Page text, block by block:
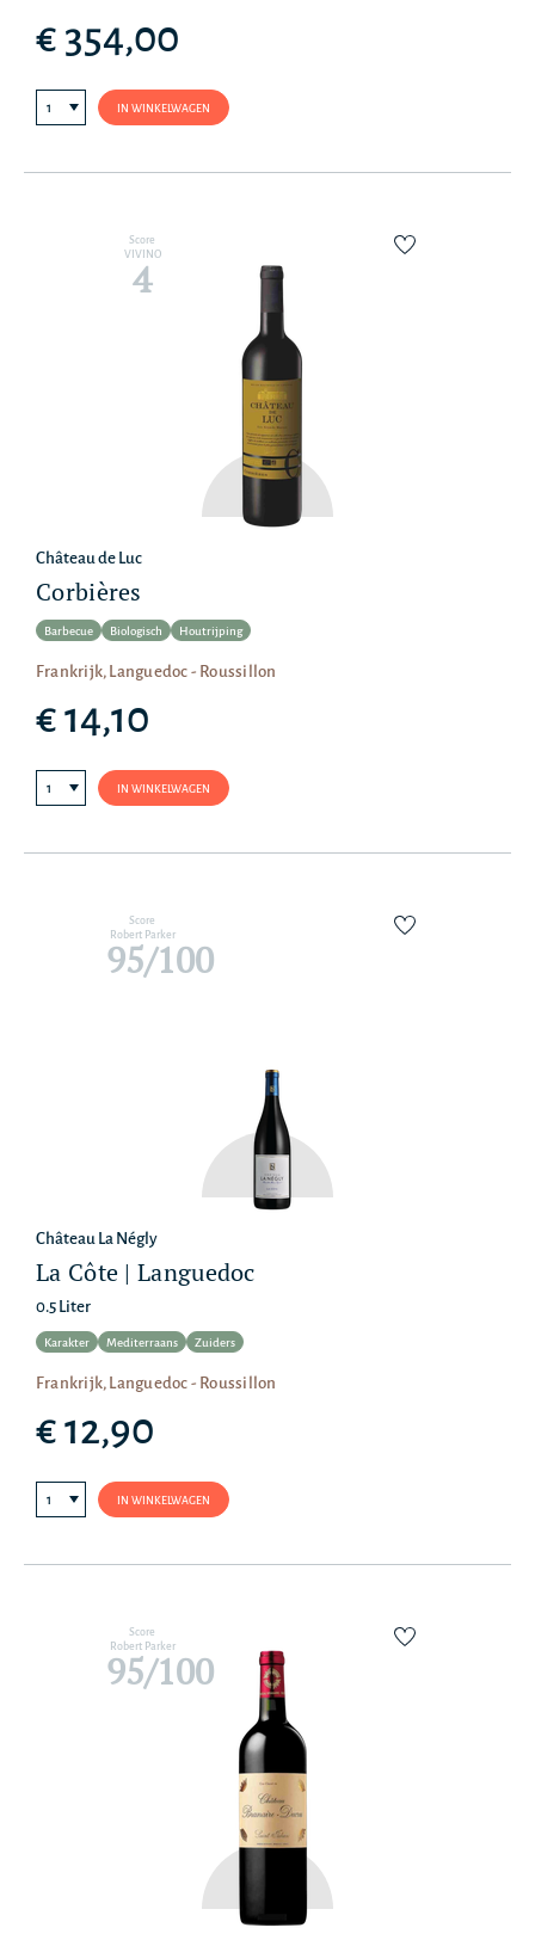
€ 354,00
IN WINKELWAGEN
Score
VIVINO
4
Château de Luc
Corbières
Barbecue Biologisch Houtrijping
Frankrijk, Languedoc - Roussillon
€ 14,10
IN WINKELWAGEN
Score
Robert Parker
95/100
Château La Négly
La Côte | Languedoc
0.5 Liter
Karakter Mediterraans Zuiders
Frankrijk, Languedoc - Roussillon
€ 12,90
IN WINKELWAGEN
Score
Robert Parker
95/100